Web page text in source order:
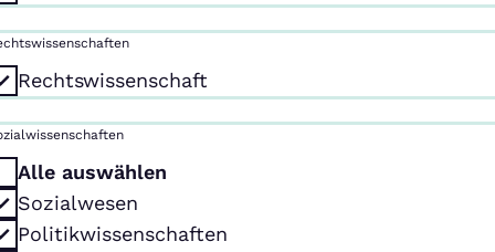
Rechtswissenschaft
Alle auswählen
Sozialwesen
Politikwissenschaften